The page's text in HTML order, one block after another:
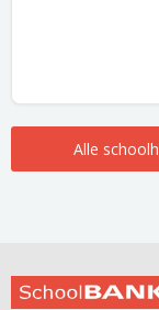
Alle